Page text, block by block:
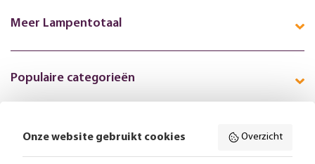
Meer Lampentotaal
Populaire categorieën
Volg ons online:
Onze website gebruikt cookies Overzicht